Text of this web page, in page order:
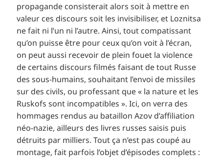
propagande consisterait alors soit à mettre en
valeur ces discours soit les invisibiliser, et Loznitsa
ne fait ni l’un ni l’autre. Ainsi, tout compatissant
qu’on puisse être pour ceux qu’on voit à l’écran,
on peut aussi recevoir de plein fouet la violence
de certains discours filmés faisant de tout Russe
des sous-humains, souhaitant l’envoi de missiles
sur des civils, ou professant que « la nature et les
Ruskofs sont incompatibles ». Ici, on verra des
hommages rendus au bataillon Azov d’affiliation
néo-nazie, ailleurs des livres russes saisis puis
détruits par milliers. Tout ça n’est pas coupé au
montage, fait parfois l’objet d’épisodes complets :